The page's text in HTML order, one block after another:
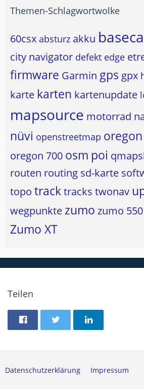
Themen-Schlagwortwolke
60csx absturz akku
city navigator defekt edge
firmware Garmin gps gpx
karte karten kartenupdate
mapsource motorrad
nüvi openstreetmap oregon
oregon 700 osm poi
routen routing sd-karte
topo tracktracks twonav
wegpunkte zumo zumo 550
Zumo XT
Teilen
Datenschutzerklärung Impressum